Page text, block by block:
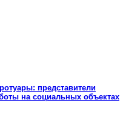
представители
на социальных объектах